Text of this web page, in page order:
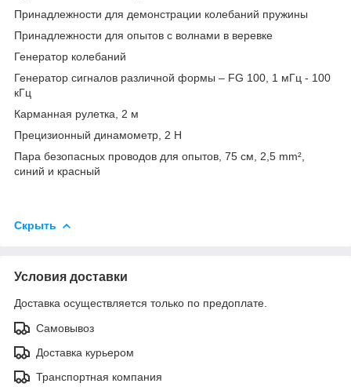
Принадлежности для демонстрации колебаний пружины
Принадлежности для опытов с волнами в веревке
Генератор колебаний
Генератор сигналов различной формы – FG 100, 1 мГц - 100
кГц
Карманная рулетка, 2 м
Прецизионный динамометр, 2 Н
Пара безопасных проводов для опытов, 75 см, 2,5 mm²,
синий и красный
Скрыть
Условия доставки
Доставка осуществляется только по предоплате.
Самовывоз
Доставка курьером
Транспортная компания